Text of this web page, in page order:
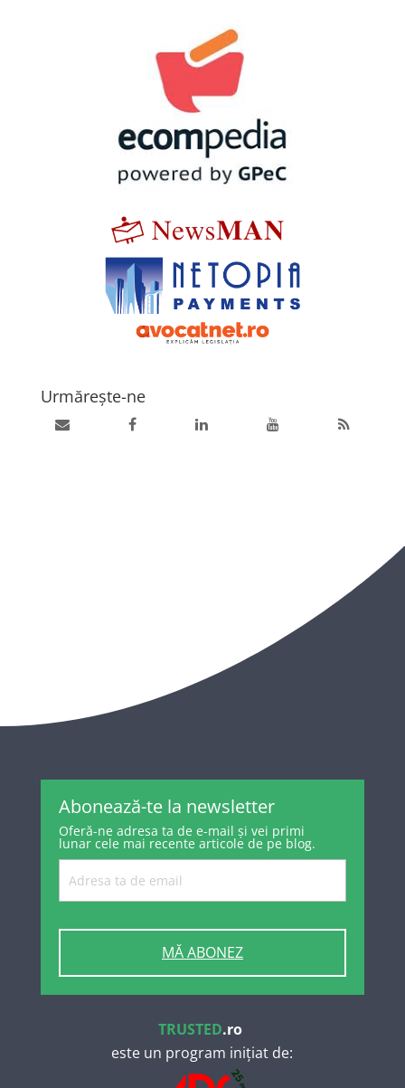
Urmărește-ne
Abonează-te la newsletter
Oferă-ne adresa ta de e-mail și vei primi
lunar cele mai recente articole de pe blog.
MĂ ABONEZ
TRUSTED.ro
este un program inițiat de: